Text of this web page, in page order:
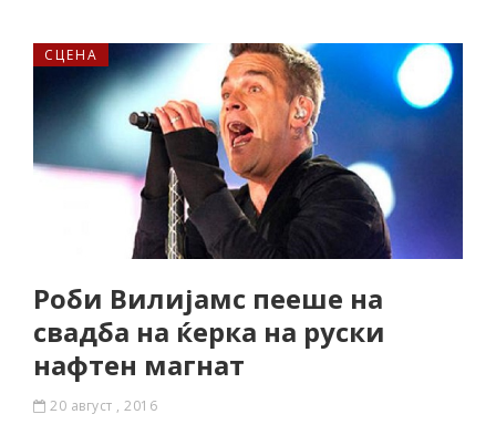
СЦЕНА
Роби Вилијамс пееше на
свадба на ќерка на руски
нафтен магнат
20 август , 2016